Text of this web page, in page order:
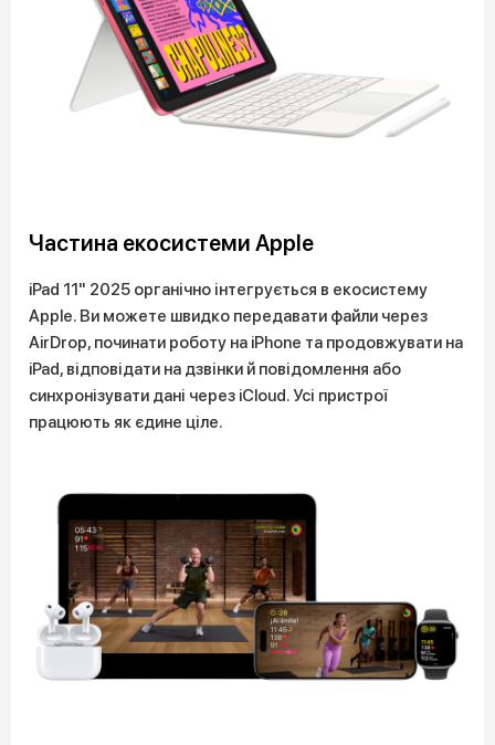
Частина екосистеми Apple
iPad 11" 2025 органічно інтегрується в екосистему
Apple. Ви можете швидко передавати файли через
AirDrop, починати роботу на iPhone та продовжувати на
iPad, відповідати на дзвінки й повідомлення або
синхронізувати дані через iCloud. Усі пристрої
працюють як єдине ціле.